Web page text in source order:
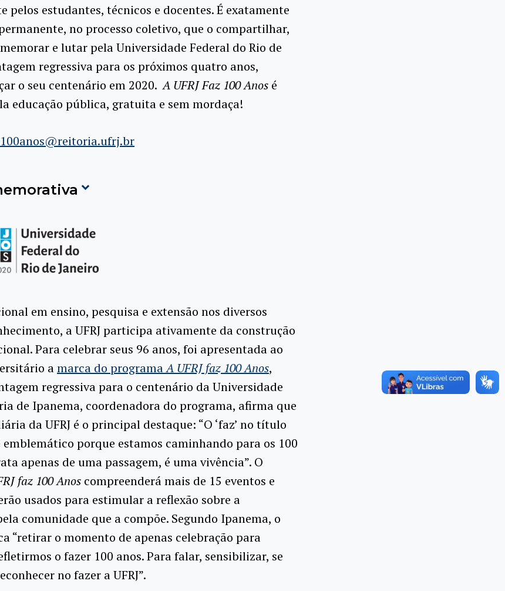
pelos estudantes, técnicos e docentes. É exatamente
no processo coletivo, que o compartilhar,
e lutar pela Universidade Federal do Rio de
regressiva para os próximos quatro anos,
o seu centenário em 2020.A UFRJ Faz 100 Anos é
educação pública, gratuita e sem mordaça!
em ensino, pesquisa e extensão nos diversos
a UFRJ participa ativamente da construção
Para celebrar seus 96 anos, foi apresentada ao
amarca do programaA UFRJ faz 100 Anos,
regressiva para o centenário da Universidade
de Ipanema, coordenadora do programa, afirma que
da UFRJ é o principal destaque: “O ‘faz’ no título
porque estamos caminhando para os 100
apenas de uma passagem, é uma vivência”. O
faz 100 Anos compreenderá mais de 15 eventos e
usados para estimular a reflexão sobre a
comunidade que a compõe. Segundo Ipanema, o
“retirar o momento de apenas celebração para
o fazer 100 anos. Para falar, sensibilizar, se
no fazer a UFRJ”.